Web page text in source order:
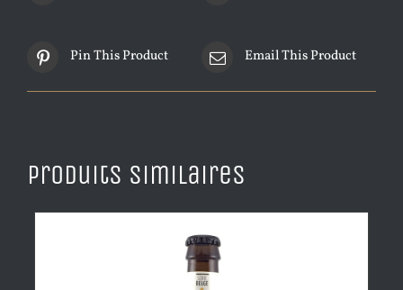
Pin This Product Email This Product
Produits similaires